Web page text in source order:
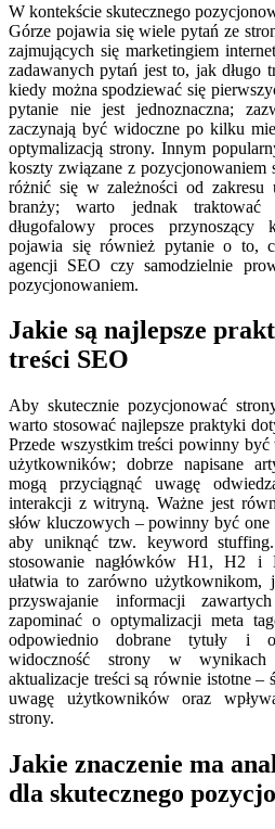
W kontekście skutecznego
Górze pojawia się wiele pytań ze
zajmujących się marketingiem
zadawanych pytań jest to, jak długo
kiedy można spodziewać się
pytanie nie jest jednoznaczna;
zaczynają być widoczne po kilku
optymalizacją strony. Innym
koszty związane z
różnić się w zależności od zakresu
branży; warto jednak
długofalowy proces przynoszący
pojawia się również pytanie o to,
agencji SEO czy samodzielnie
pozycjonowaniem.
Jakie są najlepsze
treści SEO
Aby skutecznie pozycjonować
warto stosować najlepsze praktyki
Przede wszystkim treści powinny być
użytkowników; dobrze napisane
mogą przyciągnąć uwagę
interakcji z witryną. Ważne jest
słów kluczowych – powinny być
aby uniknąć tzw. keyword
stosowanie nagłówków H1, H2 i
ułatwia to zarówno
przyswajanie informacji
zapominać o optymalizacji meta
odpowiednio dobrane tytuły i
widoczność strony w wynikach
aktualizacje treści są równie istotne –
uwagę użytkowników oraz
strony.
Jakie znaczenie ma
dla skutecznego